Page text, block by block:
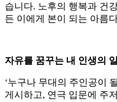
습니다. 노후의 행복과 건
든 이에게 본이 되는 아름
자유를 꿈꾸는 내 인생의
‘누구나 무대의 주인공이
게시하고, 연극 입문에 주